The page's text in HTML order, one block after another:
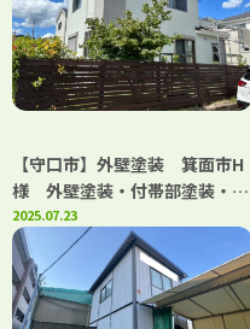
【守口市】外壁塗装 箕面市H
様 外壁塗装・付帯部塗装・シ
ーリング工事・防水工事 アビ
リティペイント
2025.07.23